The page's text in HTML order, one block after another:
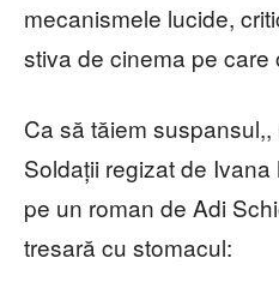
mecanismele lucide,
stiva de cinema pe care
Ca să tăiem
Soldații regizat de
pe un roman de Adi
tresară cu stomacul: